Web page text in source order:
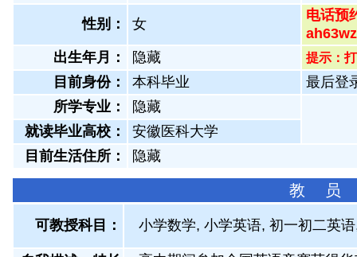
性别： 女
电话预
出生年月：
隐藏 提示：
目前身份： 本科毕业
最后登
所学专业：
隐藏
就读毕业高校：
安徽医科大学
目前生活住所：
隐藏
教 员
可教授科目： 小学数学, 小学英语, 初一初二英